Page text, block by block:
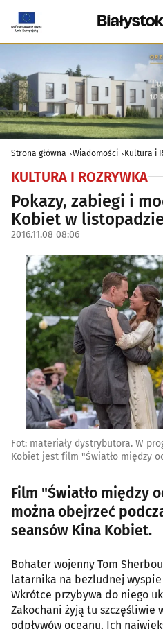
Strona główna Wiadomości Kultura i
KULTURA I ROZRYWKA
Pokazy, zabiegi i
Kobiet w listopadzie
2016.11.08 08:06
Fot: materiały dystrybutora. W
Kobiet jest film "Światło między
Film "Światło między
można obejrzeć
seansów Kina Kobiet.
Bohater wojenny Tom
latarnika na bezludnej
Wkrótce przybywa do niego
Zakochani żyją tu szczęśliwie
odpływów oceanu. Ich